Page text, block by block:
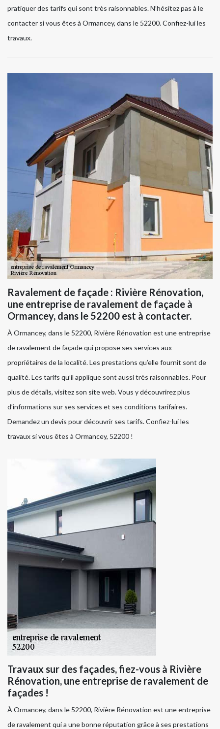
pratiquer des tarifs qui sont très raisonnables. N’hésitez pas à le
contacter si vous êtes à Ormancey, dans le 52200. Confiez-lui les
travaux.
Ravalement de façade : Rivière Rénovation,
une entreprise de ravalement de façade à
Ormancey, dans le 52200 est à contacter.
À Ormancey, dans le 52200, Rivière Rénovation est une entreprise
de ravalement de façade qui propose ses services aux
propriétaires de la localité. Les prestations qu’elle fournit sont de
qualité. Les tarifs qu’il applique sont aussi très raisonnables. Pour
plus de détails, visitez son site web. Vous y découvrirez plus
d’informations sur ses services et ses conditions tarifaires.
Demandez un devis pour découvrir ses tarifs. Confiez-lui les
travaux si vous êtes à Ormancey, 52200 !
Travaux sur des façades, fiez-vous à Rivière
Rénovation, une entreprise de ravalement de
façades !
À Ormancey, dans le 52200, Rivière Rénovation est une entreprise
de ravalement qui a une bonne réputation grâce à ses prestations